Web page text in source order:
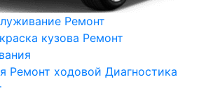
Ремонт
кузова Ремонт
Ремонт ходовой Диагностика